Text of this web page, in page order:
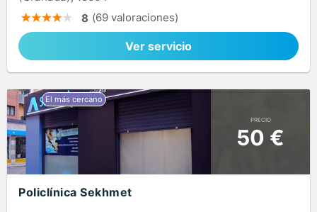
8 (69 valoraciones)
Ver servicio
PRECIO
50 €
Policlínica Sekhmet